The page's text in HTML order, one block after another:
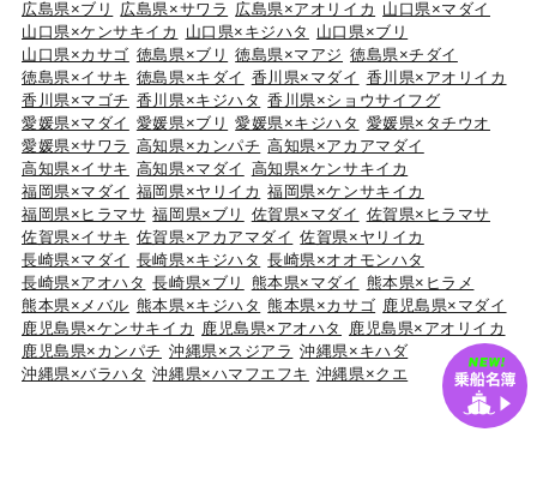
広島県×ブリ
広島県×サワラ 広島県×アオリイカ 山口県×マダイ
山口県×ケンサキイカ
山口県×キジハタ
山口県×ブリ
山口県×カサゴ 徳島県×ブリ 徳島県×マアジ 徳島県×チダイ
徳島県×イサキ 徳島県×キダイ 香川県×マダイ 香川県×アオリイカ
香川県×マゴチ 香川県×キジハタ 香川県×ショウサイフグ
愛媛県×マダイ 愛媛県×ブリ 愛媛県×キジハタ 愛媛県×タチウオ
愛媛県×サワラ 高知県×カンパチ 高知県×アカアマダイ
高知県×イサキ 高知県×マダイ 高知県×ケンサキイカ
福岡県×マダイ 福岡県×ヤリイカ 福岡県×ケンサキイカ
福岡県×ヒラマサ 福岡県×ブリ 佐賀県×マダイ 佐賀県×ヒラマサ
佐賀県×イサキ 佐賀県×アカアマダイ 佐賀県×ヤリイカ
長崎県×マダイ 長崎県×キジハタ 長崎県×オオモンハタ
長崎県×アオハタ 長崎県×ブリ 熊本県×マダイ 熊本県×ヒラメ
熊本県×メバル 熊本県×キジハタ 熊本県×カサゴ 鹿児島県×マダイ
鹿児島県×ケンサキイカ
鹿児島県×アオハタ
鹿児島県×アオリイカ
鹿児島県×カンパチ 沖縄県×スジアラ 沖縄県×キハダ
沖縄県×バラハタ 沖縄県×ハマフエフキ 沖縄県×クエ